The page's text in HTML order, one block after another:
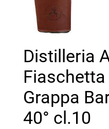
Distilleria
Fiaschetta
Grappa
40° cl.10